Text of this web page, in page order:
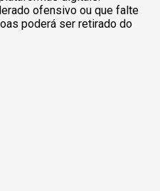
ofensivo ou que falte
poderá ser retirado do